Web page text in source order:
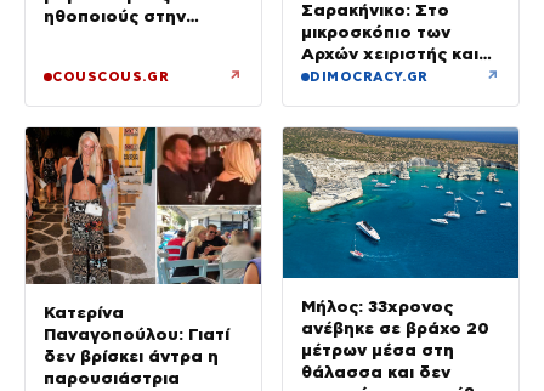
ηθοποιούς στην
COUSCOUS.GR ↗
Σαρακήνικο: Στο
μικροσκόπιο των
Αρχών χειριστής και
ιδιοκτήτης
DIMOCRACY.GR ↗
Κατερίνα
Παναγοπούλου: Γιατί
δεν βρίσκει άντρα η
παρουσιάστρια
Μήλος: 33χρονος
ανέβηκε σε βράχο 20
μέτρων μέσα στη
θάλασσα και δεν